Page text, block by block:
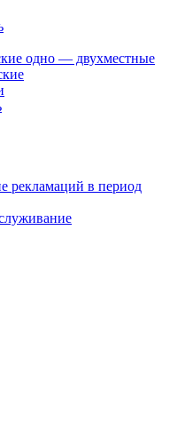
одно — двухместные
рекламаций в период